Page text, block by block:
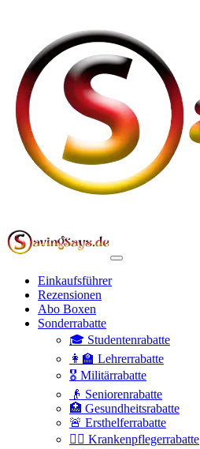
Einkaufsführer
Rezensionen
Abo Boxen
Sonderrabatte
🎓 Studentenrabatte
👩‍🏫 Lehrerrabatte
🎖️ Militärrabatte
👴 Seniorenrabatte
🏥 Gesundheitsrabatte
🚨 Ersthelferrabatte
👩‍⚕️ Krankenpflegerrabatte